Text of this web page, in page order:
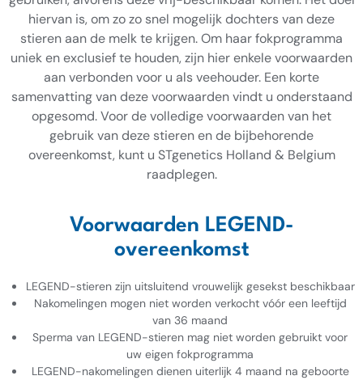
hiervan is, om zo zo snel mogelijk dochters van deze
stieren aan de melk te krijgen. Om haar fokprogramma
uniek en exclusief te houden, zijn hier enkele voorwaarden
aan verbonden voor u als veehouder. Een korte
samenvatting van deze voorwaarden vindt u onderstaand
opgesomd. Voor de volledige voorwaarden van het
gebruik van deze stieren en de bijbehorende
overeenkomst, kunt u STgenetics Holland & Belgium
raadplegen.
Voorwaarden LEGEND-
overeenkomst
LEGEND-stieren zijn uitsluitend vrouwelijk gesekst beschikbaar
Nakomelingen mogen niet worden verkocht vóór een leeftijd
van 36 maand
Sperma van LEGEND-stieren mag niet worden gebruikt voor
uw eigen fokprogramma
LEGEND-nakomelingen dienen uiterlijk 4 maand na geboorte